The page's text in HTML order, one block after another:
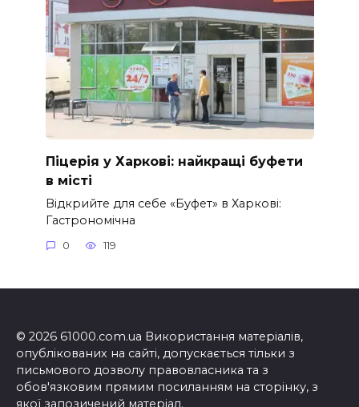
Піцерія у Харкові: найкращі буфети
в місті
Відкрийте для себе «Буфет» в Харкові:
Гастрономічна
0 119
© 2026 61000.com.ua Використання матеріалів,
опублікованих на сайті, допускається тільки з
письмового дозволу правовласника та з
обов'язковим прямим посиланням на сторінку, з
якої запозичений матеріал.